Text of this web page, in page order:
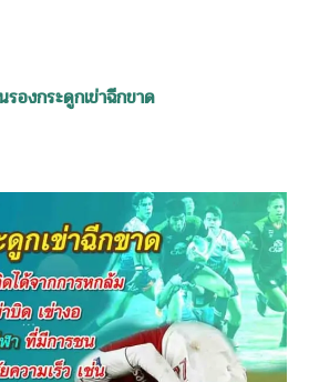
องกระดูกเข่าฉีกขาด